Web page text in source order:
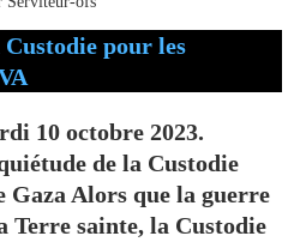
10 octobre 2023.
de la Custodie
Gaza Alors que la guerre
Terre sainte, la Custodie